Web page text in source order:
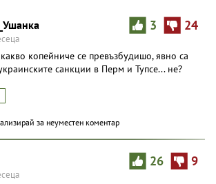
3 24
копейниче се превъзбудишо, явно са
санкции в Перм и Тупсе... не?
за неуместен коментар
26 9